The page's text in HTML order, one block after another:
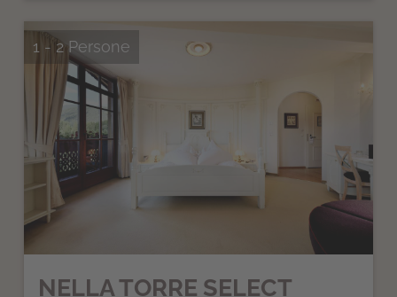
1 - 2 Persone
NELLA TORRE SELECT